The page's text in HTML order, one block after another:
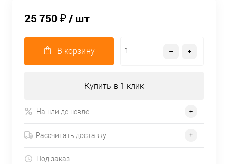
25 750 ₽/ шт
В корзину
Купить в 1 клик
Нашли дешевле
Рассчитать доставку
Под заказ